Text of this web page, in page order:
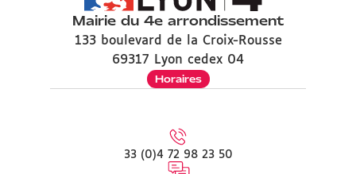
Mairie du 4e arrondissement
133 boulevard de la Croix-Rousse
69317 Lyon cedex 04
Horaires
33 (0)4 72 98 23 50